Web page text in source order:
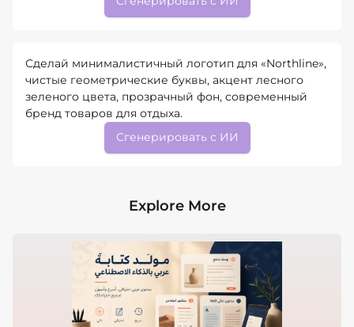
Сделай минималистичный логотип для «Northline»,
чистые геометрические буквы, акцент лесного
зеленого цвета, прозрачный фон, современный
бренд товаров для отдыха.
Сгенерировать с ИИ
Explore More